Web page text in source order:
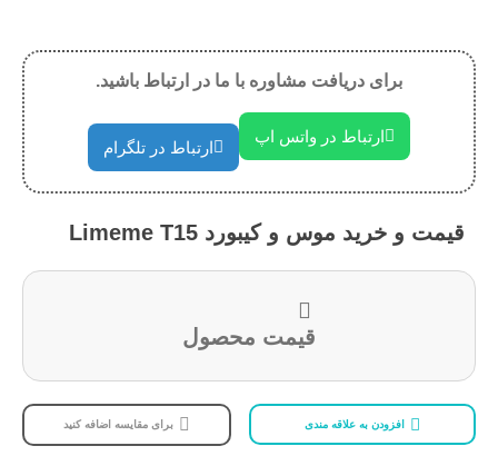
برای دریافت مشاوره با ما در ارتباط باشید.
ارتباط در واتس اپ
ارتباط در تلگرام
قیمت و خرید موس و کیبورد Limeme T15
قیمت محصول
افزودن به علاقه مندی برای مقایسه اضافه کنید